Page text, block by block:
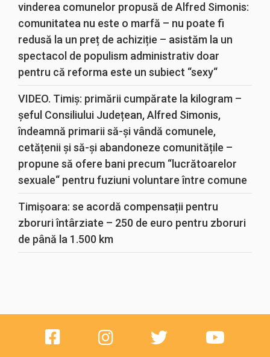
vinderea comunelor propusă de Alfred Simonis:
comunitatea nu este o marfă – nu poate fi
redusă la un preț de achiziție – asistăm la un
spectacol de populism administrativ doar
pentru că reforma este un subiect “sexy“
VIDEO. Timiș: primării cumpărate la kilogram –
șeful Consiliului Județean, Alfred Simonis,
îndeamnă primarii să-și vândă comunele,
cetățenii și să-și abandoneze comunitățile –
propune să ofere bani precum “lucrătoarelor
sexuale“ pentru fuziuni voluntare între comune
Timișoara: se acordă compensații pentru
zboruri întârziate – 250 de euro pentru zboruri
de până la 1.500 km